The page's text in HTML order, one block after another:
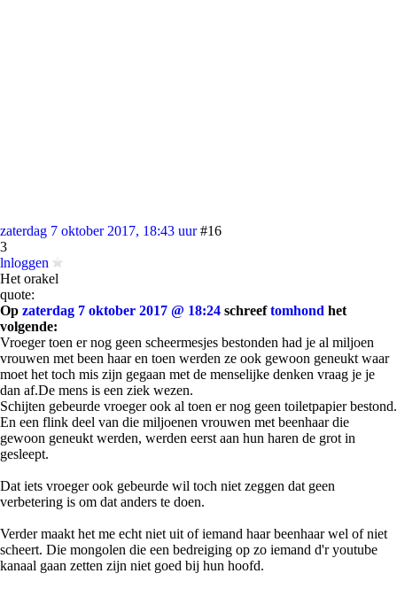
zaterdag 7 oktober 2017, 18:43 uur #16
3
lnloggen
Het orakel
quote:
Op zaterdag 7 oktober 2017 @ 18:24 schreeftomhond het
volgende:
Vroeger toen er nog geen scheermesjes bestonden had je al miljoen
vrouwen met been haar en toen werden ze ook gewoon geneukt waar
moet het toch mis zijn gegaan met de menselijke denken vraag je je
dan af.De mens is een ziek wezen.
Schijten gebeurde vroeger ook al toen er nog geen toiletpapier bestond.
En een flink deel van die miljoenen vrouwen met beenhaar die
gewoon geneukt werden, werden eerst aan hun haren de grot in
gesleept.
Dat iets vroeger ook gebeurde wil toch niet zeggen dat geen
verbetering is om dat anders te doen.
Verder maakt het me echt niet uit of iemand haar beenhaar wel of niet
scheert. Die mongolen die een bedreiging op zo iemand d'r youtube
kanaal gaan zetten zijn niet goed bij hun hoofd.